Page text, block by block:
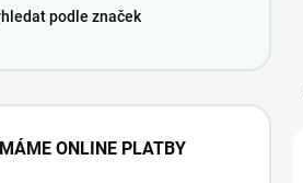
podle značek
ONLINE PLATBY